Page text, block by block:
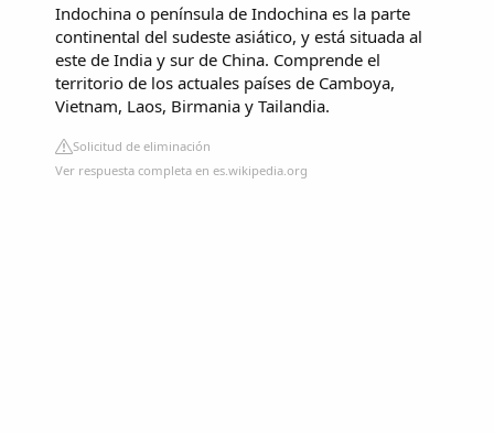
Indochina o península de Indochina es la parte
continental del sudeste asiático, y está situada al
este de India y sur de China. Comprende el
territorio de los actuales países de Camboya,
Vietnam, Laos, Birmania y Tailandia.
Solicitud de eliminación
Ver respuesta completa en es.wikipedia.org